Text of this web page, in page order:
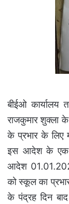
बीईओ कार्यालय
राजकुमार शुक्ला
के प्रभार के लिए
इस आदेश के एक
आदेश
को स्कूल का
के पंद्रह दिन